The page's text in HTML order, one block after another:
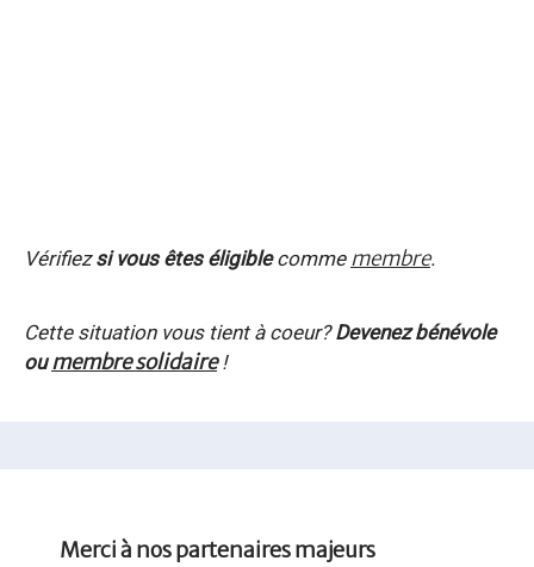
Vérifiezsi vous êtes éligiblecomme membre.
Cette situation vous tient à coeur?Devenez bénévole
oumembre solidaire!
Merci à nos partenaires majeurs